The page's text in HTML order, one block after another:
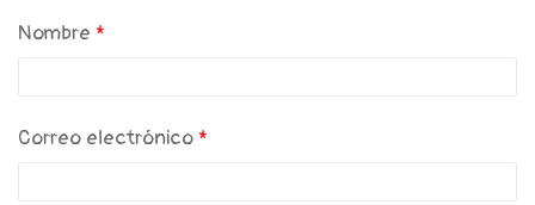
Nombre *
Correo electrónico *